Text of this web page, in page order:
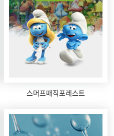
스머프매직포레스트